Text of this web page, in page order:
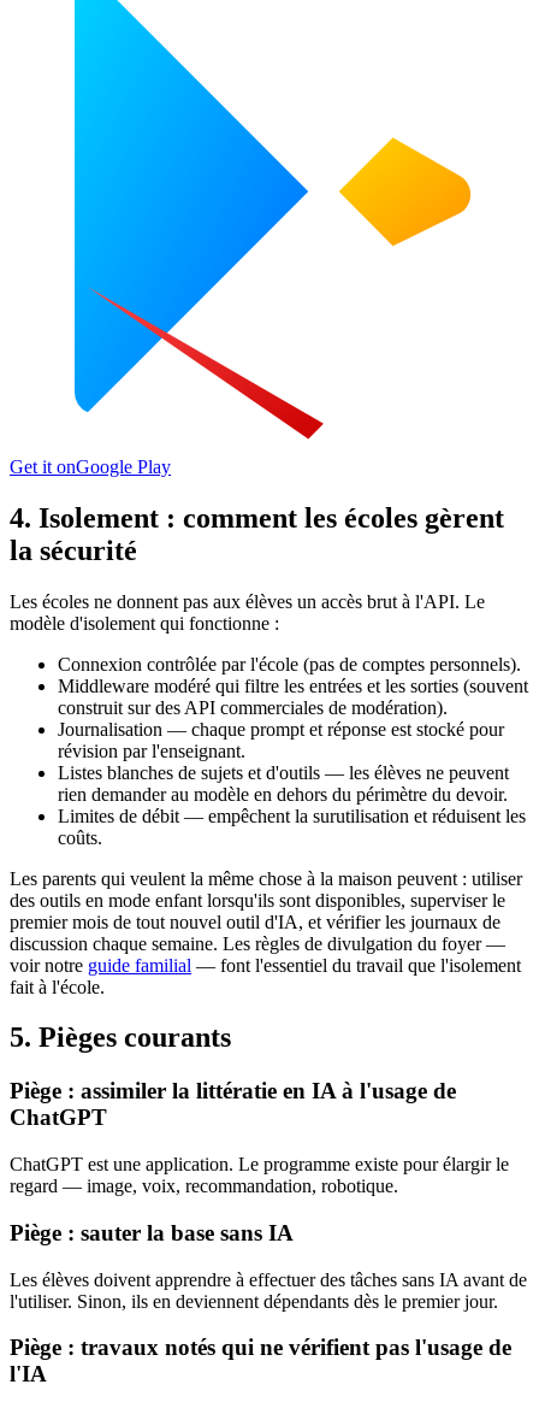
Get it onGoogle Play
4. Isolement : comment les écoles gèrent
la sécurité
Les écoles ne donnent pas aux élèves un accès brut à l'API. Le
modèle d'isolement qui fonctionne :
Connexion contrôlée par l'école (pas de comptes personnels).
Middleware modéré qui filtre les entrées et les sorties (souvent
construit sur des API commerciales de modération).
Journalisation — chaque prompt et réponse est stocké pour
révision par l'enseignant.
Listes blanches de sujets et d'outils — les élèves ne peuvent
rien demander au modèle en dehors du périmètre du devoir.
Limites de débit — empêchent la surutilisation et réduisent les
coûts.
Les parents qui veulent la même chose à la maison peuvent : utiliser
des outils en mode enfant lorsqu'ils sont disponibles, superviser le
premier mois de tout nouvel outil d'IA, et vérifier les journaux de
discussion chaque semaine. Les règles de divulgation du foyer —
voir notre guide familial — font l'essentiel du travail que l'isolement
fait à l'école.
5. Pièges courants
Piège : assimiler la littératie en IA à l'usage de
ChatGPT
ChatGPT est une application. Le programme existe pour élargir le
regard — image, voix, recommandation, robotique.
Piège : sauter la base sans IA
Les élèves doivent apprendre à effectuer des tâches sans IA avant de
l'utiliser. Sinon, ils en deviennent dépendants dès le premier jour.
Piège : travaux notés qui ne vérifient pas l'usage de
l'IA